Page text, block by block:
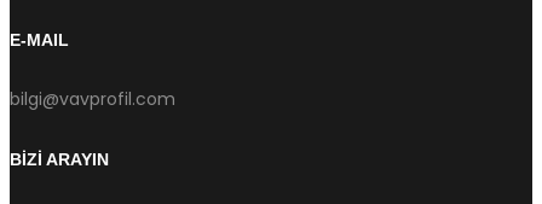
E-MAIL
bilgi@vavprofil.com
BİZİ ARAYIN